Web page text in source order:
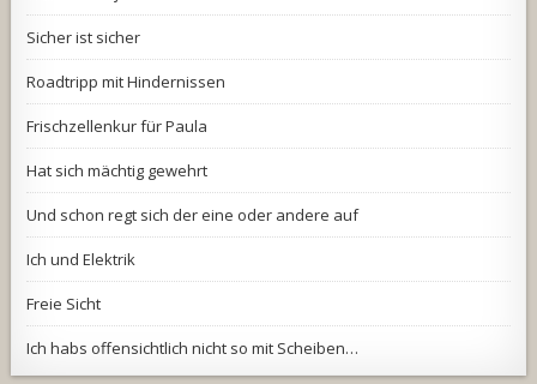
Sicher ist sicher
Roadtripp mit Hindernissen
Frischzellenkur für Paula
Hat sich mächtig gewehrt
Und schon regt sich der eine oder andere auf
Ich und Elektrik
Freie Sicht
Ich habs offensichtlich nicht so mit Scheiben…